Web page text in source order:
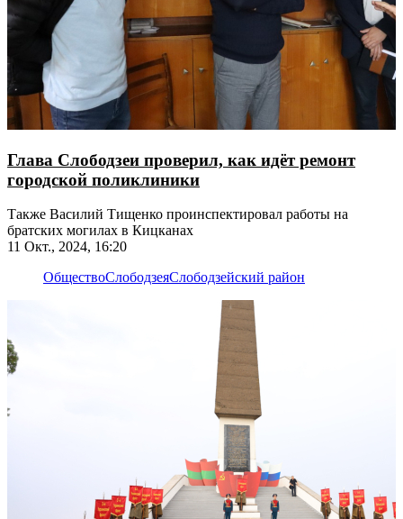
Глава Слободзеи проверил, как идёт ремонт
городской поликлиники
Также Василий Тищенко проинспектировал работы на
братских могилах в Кицканах
11 Окт., 2024, 16:20
ОбществоСлободзеяСлободзейский район